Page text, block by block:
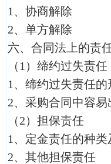
1、协商解除
2、单方解除
六、合同法上的责
（1）缔约过失责任
1、缔约过失责任的
2、采购合同中容
（2）担保责任
1、定金责任的种类
2、其他担保责任